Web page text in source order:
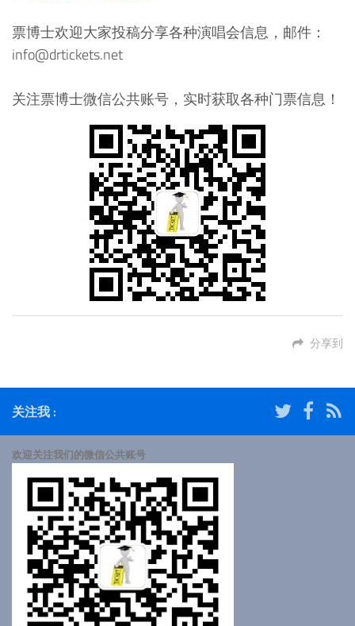
票博士欢迎大家投稿分享各种演唱会信息，邮件：
info@drtickets.net
关注票博士微信公共账号，实时获取各种门票信息！
分享到
关注我 :
欢迎关注我们的微信公共账号